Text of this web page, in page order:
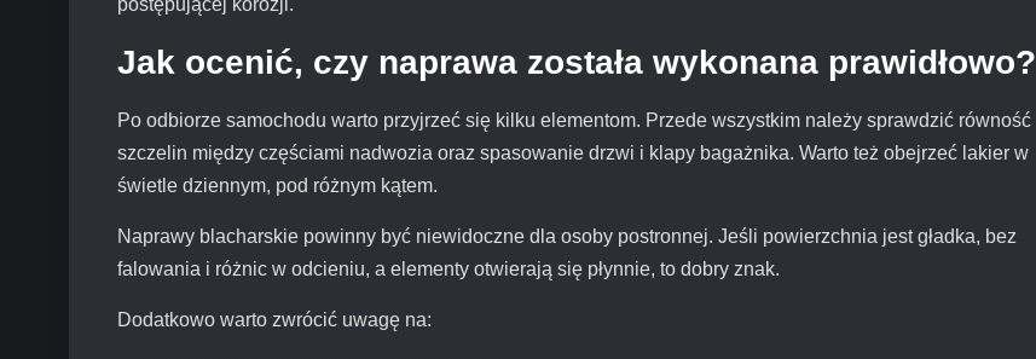
postępującej korozji.
Jak ocenić, czy naprawa została wykonana prawidłowo?
Po odbiorze samochodu warto przyjrzeć się kilku elementom. Przede wszystkim należy sprawdzić równość
szczelin między częściami nadwozia oraz spasowanie drzwi i klapy bagażnika. Warto też obejrzeć lakier w
świetle dziennym, pod różnym kątem.
Naprawy blacharskie powinny być niewidoczne dla osoby postronnej. Jeśli powierzchnia jest gładka, bez
falowania i różnic w odcieniu, a elementy otwierają się płynnie, to dobry znak.
Dodatkowo warto zwrócić uwagę na: